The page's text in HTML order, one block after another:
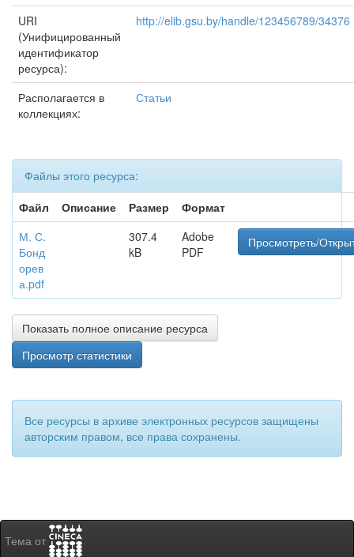
URI
(Унифицированный
идентификатор
ресурса):
http://elib.gsu.by/handle/123456789/34376
Располагается в
коллекциях:
Статьи
Файлы этого ресурса:
Файл
Описание Размер
Формат
М. С.
Бонд
орев
а.pdf
307.4
kB
Adobe
PDF
Просмотреть/
Показать полное описание ресурса
Просмотр статистики
Все ресурсы в архиве электронных ресурсов защищены
авторским правом, все права сохранены.
Тема от